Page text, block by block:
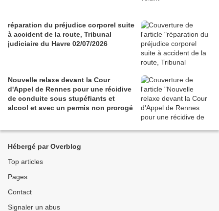
réparation du préjudice corporel suite
à accident de la route, Tribunal
judiciaire du Havre 02/07/2026
Nouvelle relaxe devant la Cour
d'Appel de Rennes pour une récidive
de conduite sous stupéfiants et
alcool et avec un permis non prorogé
Hébergé par Overblog
Top articles
Pages
Contact
Signaler un abus